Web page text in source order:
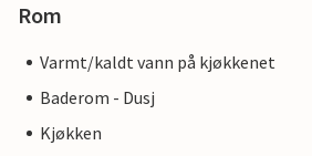
Rom
Varmt/kaldt vann på kjøkkenet
Baderom - Dusj
Kjøkken